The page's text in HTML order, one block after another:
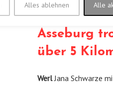
Alles ablehnen Alle
AM
Asseburg
über 5
WerlJana Schwarze